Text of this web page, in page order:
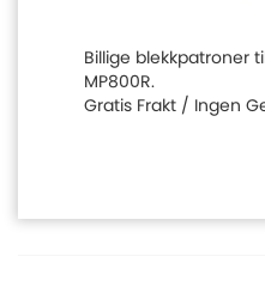
Billige blekkpatroner
MP800R.
Gratis Frakt / Ingen